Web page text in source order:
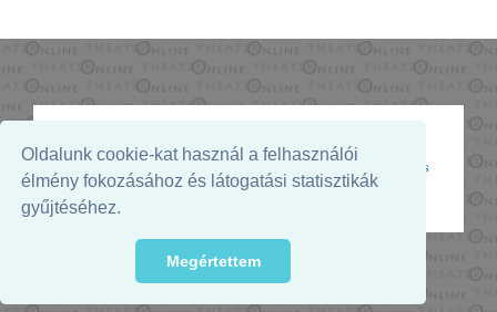
Oldalunk cookie-kat használ a felhasználói
élmény fokozásához és látogatási statisztikák
gyűjtéséhez.
Megértettem
Az oldal megjelenését támogatja:
© 2026. - THEATER Online -theater.hu